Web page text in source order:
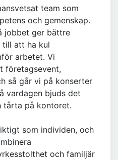
team som
och gemenskap.
jobbet ger bättre
till att ha kul
arbetet. Vi
företagsevent,
så går vi på konserter
vardagen bjuds det
tårta på kontoret.
som individen, och
och familjär